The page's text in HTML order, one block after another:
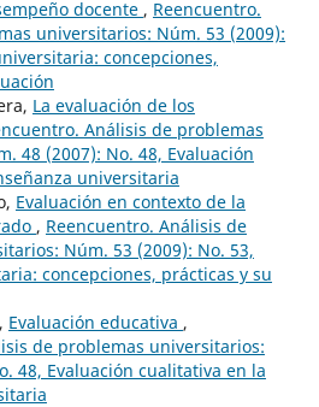
docente , Reencuentro.
universitarios: Núm. 53 (2009):
concepciones,
La evaluación de los
Análisis de problemas
48 (2007): No. 48, Evaluación
universitaria
Evaluación en contexto de la
, Reencuentro. Análisis de
Núm. 53 (2009): No. 53,
concepciones, prácticas y su
Evaluación educativa ,
de problemas universitarios:
48, Evaluación cualitativa en la